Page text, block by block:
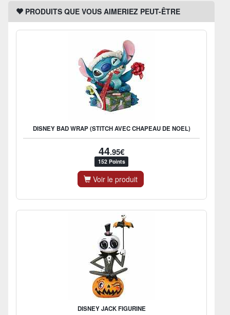
PRODUITS QUE VOUS AIMERIEZ PEUT-ÊTRE
DISNEY BAD WRAP (STITCH AVEC CHAPEAU DE NOEL)
44.95€
152 Points
Voir le produit
DISNEY JACK FIGURINE